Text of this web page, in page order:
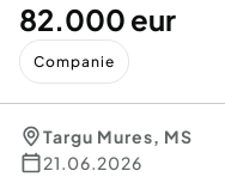
82.000 eur
Companie
Targu Mures, MS
21.06.2026